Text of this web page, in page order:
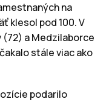
na
klesol pod 100. V
a Medzilaborce
stále viac ako
podarilo